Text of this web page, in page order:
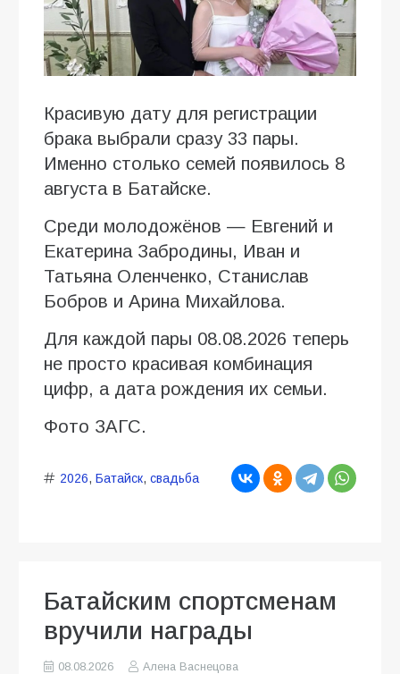
Красивую дату для регистрации
брака выбрали сразу 33 пары.
Именно столько семей появилось 8
августа в Батайске.
Среди молодожёнов — Евгений и
Екатерина Забродины, Иван и
Татьяна Оленченко, Станислав
Бобров и Арина Михайлова.
Для каждой пары 08.08.2026 теперь
не просто красивая комбинация
цифр, а дата рождения их семьи.
Фото ЗАГС.
2026, Батайск, свадьба
Батайским спортсменам
вручили награды
08.08.2026
Алена Васнецова